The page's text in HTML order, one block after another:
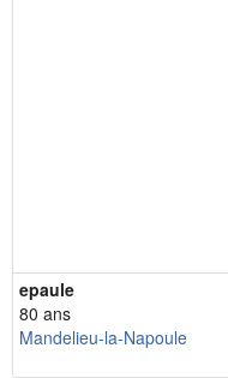
epaule
80 ans
Mandelieu-la-Napoule